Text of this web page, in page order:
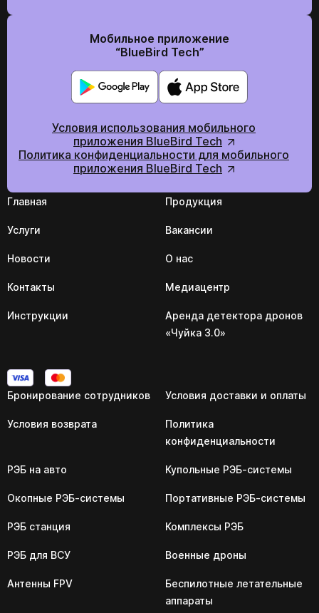
Мобильное приложение
“BlueBird Tech”
Условия использования мобильного
приложения BlueBird Tech
Политика конфиденциальности для мобильного
приложения BlueBird Tech
Главная Продукция
Услуги Вакансии
Новости О нас
Контакты Медиацентр
Инструкции
Аренда детектора дронов
«Чуйка 3.0»
Бронирование сотрудников Условия доставки и оплаты
Условия возврата
Политика
конфиденциальности
РЭБ на авто Купольные РЭБ-системы
Окопные РЭБ-системы Портативные РЭБ-системы
РЭБ станция Комплексы РЭБ
РЭБ для ВСУ Военные дроны
Антенны FPV
Беспилотные летательные
аппараты